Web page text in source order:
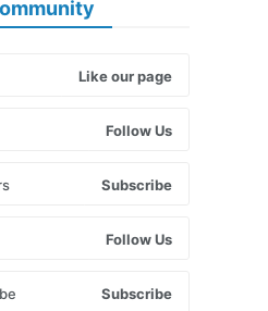
Like our page
Follow Us
Subscribe
Follow Us
Subscribe